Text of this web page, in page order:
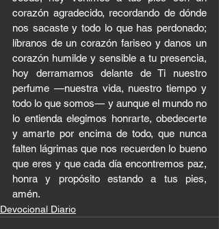
corazón agradecido, recordando de dónde
nos sacaste y todo lo que has perdonado;
líbranos de un corazón fariseo y danos un
corazón humilde y sensible a tu presencia,
hoy derramamos delante de Ti nuestro
perfume —nuestra vida, nuestro tiempo y
todo lo que somos— y aunque el mundo no
lo entienda elegimos honrarte, obedecerte
y amarte por encima de todo, que nunca
falten lágrimas que nos recuerden lo bueno
que eres y que cada día encontremos paz,
honra y propósito estando a tus pies,
amén.
Devocional Diario